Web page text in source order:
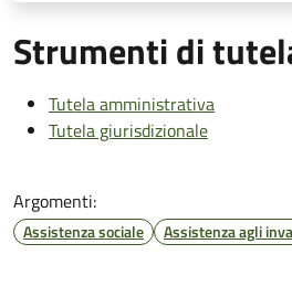
Strumenti di
Tutela amministrativa
Tutela giurisdizionale
Argomenti:
Assistenza sociale Assistenza agli